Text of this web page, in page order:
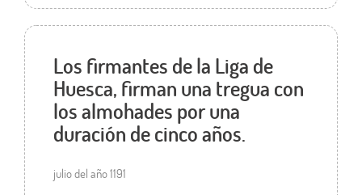
Los firmantes de la Liga de
Huesca, firman una tregua con
los almohades por una
duración de cinco años.
julio del año 1191